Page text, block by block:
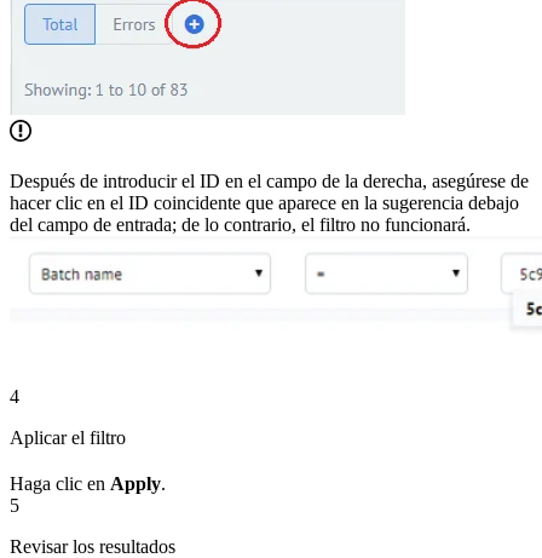
Después de introducir el ID en el campo de la derecha, asegúrese de
hacer clic en el ID coincidente que aparece en la sugerencia debajo
del campo de entrada; de lo contrario, el filtro no funcionará.
4
Aplicar el filtro
Haga clic en Apply.
5
Revisar los resultados